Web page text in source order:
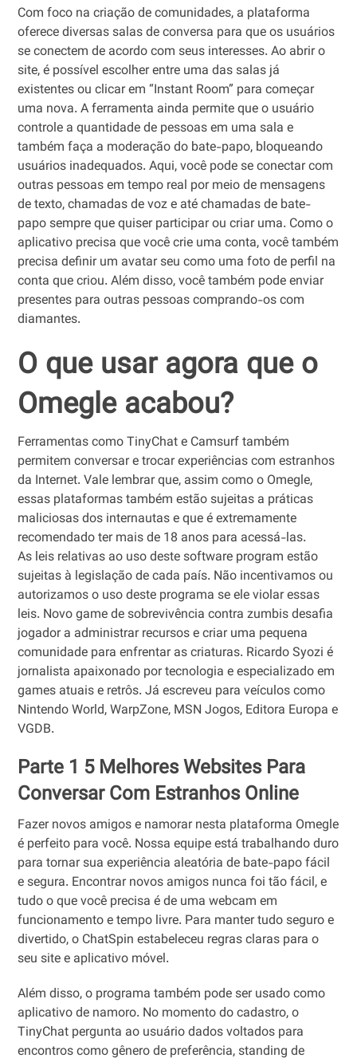
Com foco na criação de comunidades, a plataforma
oferece diversas salas de conversa para que os usuários
se conectem de acordo com seus interesses. Ao abrir o
site, é possível escolher entre uma das salas já
existentes ou clicar em “Instant Room” para começar
uma nova. A ferramenta ainda permite que o usuário
controle a quantidade de pessoas em uma sala e
também faça a moderação do bate-papo, bloqueando
usuários inadequados. Aqui, você pode se conectar com
outras pessoas em tempo real por meio de mensagens
de texto, chamadas de voz e até chamadas de bate-
papo sempre que quiser participar ou criar uma. Como o
aplicativo precisa que você crie uma conta, você também
precisa definir um avatar seu como uma foto de perfil na
conta que criou. Além disso, você também pode enviar
presentes para outras pessoas comprando-os com
diamantes.
O que usar agora que o
Omegle acabou?
Ferramentas como TinyChat e Camsurf também
permitem conversar e trocar experiências com estranhos
da Internet. Vale lembrar que, assim como o Omegle,
essas plataformas também estão sujeitas a práticas
maliciosas dos internautas e que é extremamente
recomendado ter mais de 18 anos para acessá-las.
As leis relativas ao uso deste software program estão
sujeitas à legislação de cada país. Não incentivamos ou
autorizamos o uso deste programa se ele violar essas
leis. Novo game de sobrevivência contra zumbis desafia
jogador a administrar recursos e criar uma pequena
comunidade para enfrentar as criaturas. Ricardo Syozi é
jornalista apaixonado por tecnologia e especializado em
games atuais e retrôs. Já escreveu para veículos como
Nintendo World, WarpZone, MSN Jogos, Editora Europa e
VGDB.
Parte 1 5 Melhores Websites Para
Conversar Com Estranhos Online
Fazer novos amigos e namorar nesta plataforma Omegle
é perfeito para você. Nossa equipe está trabalhando duro
para tornar sua experiência aleatória de bate-papo fácil
e segura. Encontrar novos amigos nunca foi tão fácil, e
tudo o que você precisa é de uma webcam em
funcionamento e tempo livre. Para manter tudo seguro e
divertido, o ChatSpin estabeleceu regras claras para o
seu site e aplicativo móvel.
Além disso, o programa também pode ser usado como
aplicativo de namoro. No momento do cadastro, o
TinyChat pergunta ao usuário dados voltados para
encontros como gênero de preferência, standing de